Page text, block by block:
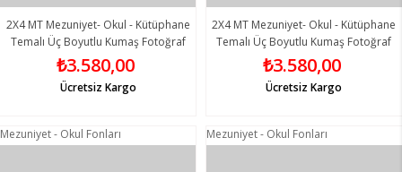
2X4 MT Mezuniyet- Okul - Kütüphane
Temalı Üç Boyutlu Kumaş Fotoğraf
Fonları 9 - Fabric Photography
Backdrop
₺3.580,00
Ücretsiz Kargo
2X4 MT Mezuniyet- Okul - Kütüphane
Temalı Üç Boyutlu Kumaş Fotoğraf
Fonları 10 - Fabric Photography
Backdrop
₺3.580,00
Ücretsiz Kargo
Mezuniyet - Okul Fonları Mezuniyet - Okul Fonları